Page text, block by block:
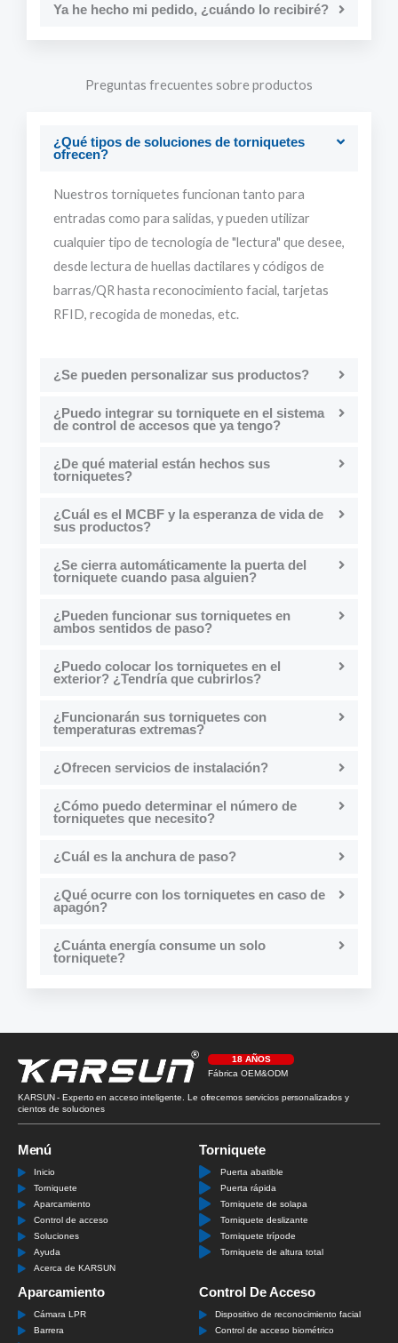
Ya he hecho mi pedido, ¿cuándo lo recibiré?
Preguntas frecuentes sobre productos
¿Qué tipos de soluciones de torniquetes
ofrecen?
Nuestros torniquetes funcionan tanto para
entradas como para salidas, y pueden utilizar
cualquier tipo de tecnología de "lectura" que desee,
desde lectura de huellas dactilares y códigos de
barras/QR hasta reconocimiento facial, tarjetas
RFID, recogida de monedas, etc.
¿Se pueden personalizar sus productos?
¿Puedo integrar su torniquete en el sistema
de control de accesos que ya tengo?
¿De qué material están hechos sus
torniquetes?
¿Cuál es el MCBF y la esperanza de vida de
sus productos?
¿Se cierra automáticamente la puerta del
torniquete cuando pasa alguien?
¿Pueden funcionar sus torniquetes en
ambos sentidos de paso?
¿Puedo colocar los torniquetes en el
exterior? ¿Tendría que cubrirlos?
¿Funcionarán sus torniquetes con
temperaturas extremas?
¿Ofrecen servicios de instalación?
¿Cómo puedo determinar el número de
torniquetes que necesito?
¿Cuál es la anchura de paso?
¿Qué ocurre con los torniquetes en caso de
apagón?
¿Cuánta energía consume un solo
torniquete?
18 AÑOS
Fábrica OEM&ODM
KARSUN - Experto en acceso inteligente. Le ofrecemos servicios personalizados y
cientos de soluciones
Menú
Inicio
Torniquete
Aparcamiento
Control de acceso
Soluciones
Ayuda
Acerca de KARSUN
Torniquete
Puerta abatible
Puerta rápida
Torniquete de solapa
Torniquete deslizante
Torniquete trípode
Torniquete de altura total
Aparcamiento
Cámara LPR
Barrera
Control De Acceso
Dispositivo de reconocimiento facial
Control de acceso biométrico